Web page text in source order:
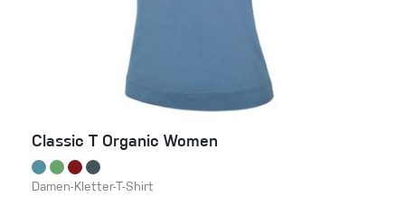
Classic T Organic Women
Damen-Kletter-T-Shirt